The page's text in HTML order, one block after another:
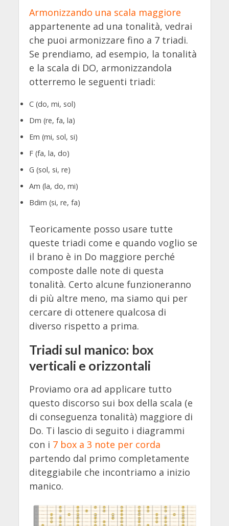
Armonizzando una scala maggiore
appartenente ad una tonalità, vedrai
che puoi armonizzare fino a 7 triadi.
Se prendiamo, ad esempio, la tonalità
e la scala di DO, armonizzandola
otterremo le seguenti triadi:
C (do, mi, sol)
Dm (re, fa, la)
Em (mi, sol, si)
F (fa, la, do)
G (sol, si, re)
Am (la, do, mi)
Bdim (si, re, fa)
Teoricamente posso usare tutte
queste triadi come e quando voglio se
il brano è in Do maggiore perché
composte dalle note di questa
tonalità. Certo alcune funzioneranno
di più altre meno, ma siamo qui per
cercare di ottenere qualcosa di
diverso rispetto a prima.
Triadi sul manico: box
verticali e orizzontali
Proviamo ora ad applicare tutto
questo discorso sui box della scala (e
di conseguenza tonalità) maggiore di
Do. Ti lascio di seguito i diagrammi
con i 7 box a 3 note per corda
partendo dal primo completamente
diteggiabile che incontriamo a inizio
manico.